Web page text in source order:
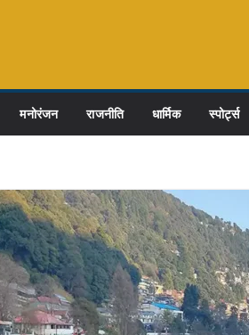
मनोरंजन राजनीति धार्मिक स्पोर्ट्स